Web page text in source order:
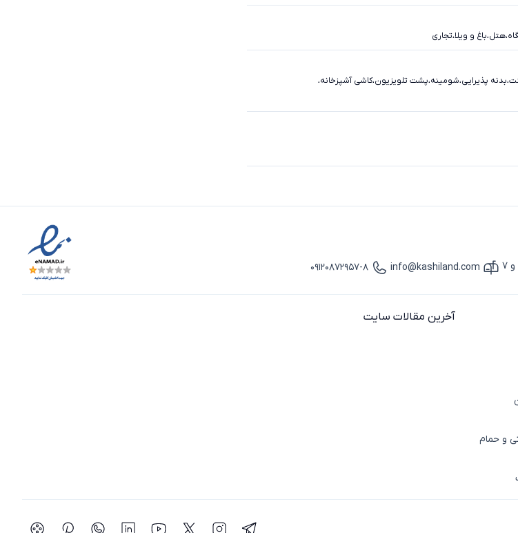
،هتل،باغ و ویلا،تجاری
،بدنه پذیرایی،شومینه،پشت تلویزیون،کاشی آشپزخانه،
آیکون ایمیل
info@kashiland.com
آیکون تماس
09120872957-8
و حمام
آخرین مقالات سایت